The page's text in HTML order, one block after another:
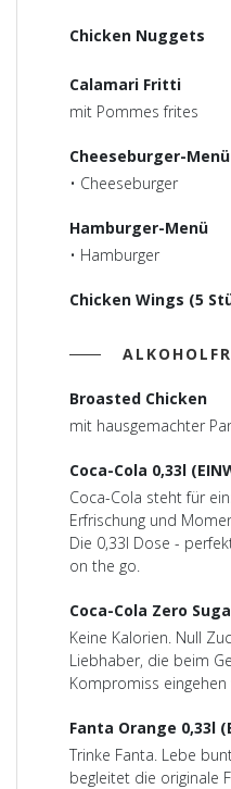
Chicken Nuggets
Calamari Fritti
mit Pommes frites
Cheeseburger-Menü
• Cheeseburger
Hamburger-Menü
• Hamburger
Chicken Wings (5
Broasted Chicken
mit hausgemachter
Coca-Cola 0,33l
Coca-Cola steht für
Erfrischung und
Die 0,33l Dose -
on the go.
Coca-Cola Zero
Keine Kalorien. Null
Liebhaber, die beim
Kompromiss eingehen
Fanta Orange 0,33l
Trinke Fanta. Lebe
begleitet die originale